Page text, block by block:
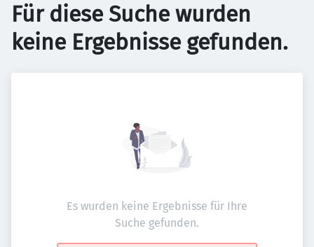
Für diese Suche wurden
keine Ergebnisse gefunden.
Es wurden keine Ergebnisse für Ihre
Suche gefunden.